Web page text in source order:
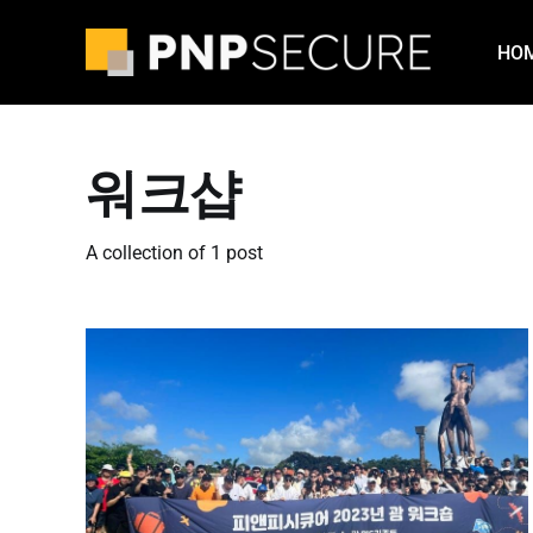
워크샵
A collection of 1 post